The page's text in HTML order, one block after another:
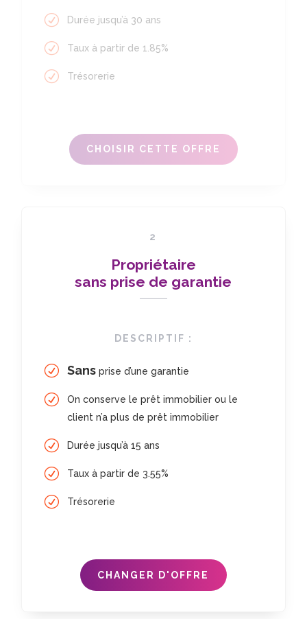
Durée jusqu’à 30 ans
Taux à partir de 1.85%
Trésorerie
CHOISIR CETTE OFFRE
2
Propriétaire
sans prise de garantie
DESCRIPTIF :
Sansprise d’une garantie
On conserve le prêt immobilier ou le
client n’a plus de prêt immobilier
Durée jusqu’à 15 ans
Taux à partir de 3.55%
Trésorerie
CHANGER D'OFFRE